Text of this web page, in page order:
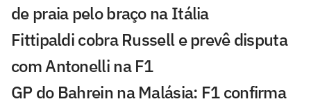
de praia pelo braço na Itália
Fittipaldi cobra Russell e prevê disputa
com Antonelli na F1
GP do Bahrein na Malásia: F1 confirma